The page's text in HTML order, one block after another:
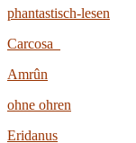
phantastisch-lesen
Carcosa
Amrûn
ohne ohren
Eridanus